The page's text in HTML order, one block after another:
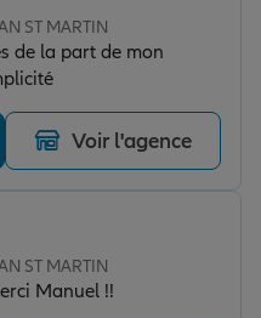
ST MARTIN
de la part de mon
Voir l'agence
ST MARTIN
Manuel !!